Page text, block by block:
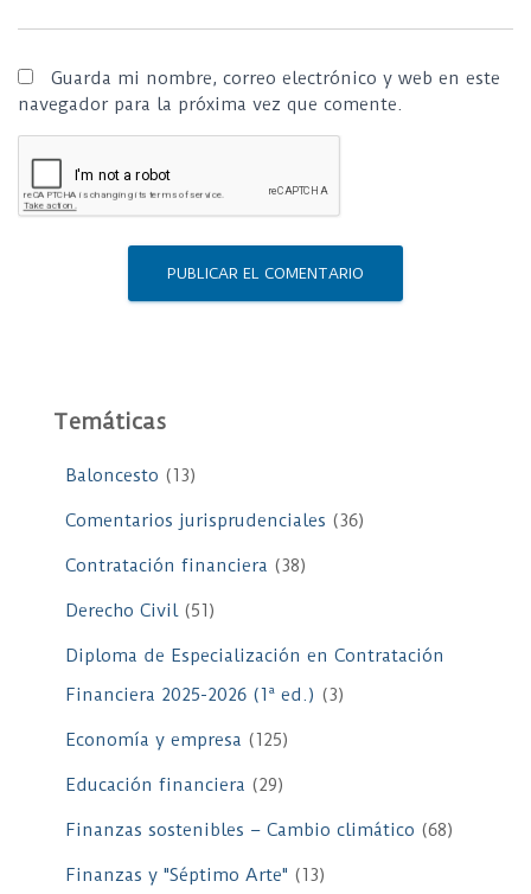
Guarda mi nombre, correo electrónico y web en este
navegador para la próxima vez que comente.
Temáticas
Baloncesto (13)
Comentarios jurisprudenciales (36)
Contratación financiera (38)
Derecho Civil(51)
Diploma de Especialización en Contratación
Financiera 2025-2026 (1ª ed.) (3)
Economía y empresa (125)
Educación financiera (29)
Finanzas sostenibles – Cambio climático (68)
Finanzas y "Séptimo Arte" (13)